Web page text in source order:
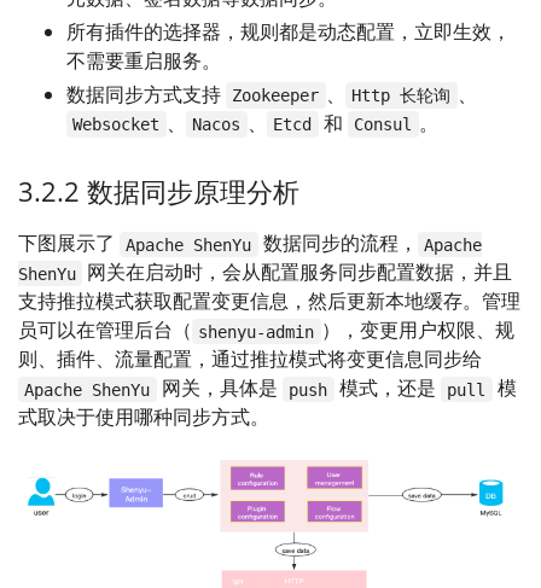
所有插件的选择器，规则都是动态配置，立即生效，
不需要重启服务。
数据同步方式支持
Zookeeper 、 Http 长轮询 、
Websocket 、 Nacos 、 Etcd 和 Consul 。
3.2.2 数据同步原理分析
下图展示了 Apache ShenYu 数据同步的流程，
Apache
ShenYu
网关在启动时，会从配置服务同步配置数据，并且
支持推拉模式获取配置变更信息，然后更新本地缓存。管理
员可以在管理后台（ shenyu-admin ），变更用户权限、规
则、插件、流量配置，通过推拉模式将变更信息同步给
Apache ShenYu 网关，具体是 push 模式，还是 pull
模
式取决于使用哪种同步方式。